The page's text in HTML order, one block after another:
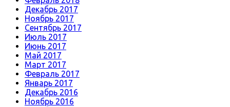
Декабрь 2017
Ноябрь 2017
Сентябрь 2017
Июль 2017
Июнь 2017
Май 2017
Март 2017
Февраль 2017
Январь 2017
Декабрь 2016
Ноябрь 2016